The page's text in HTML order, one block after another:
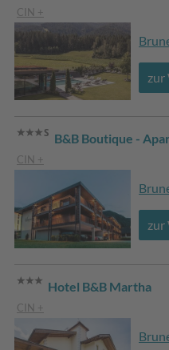
CIN +
zur
B&B Boutique -
CIN +
zur
Hotel B&B Martha
CIN +